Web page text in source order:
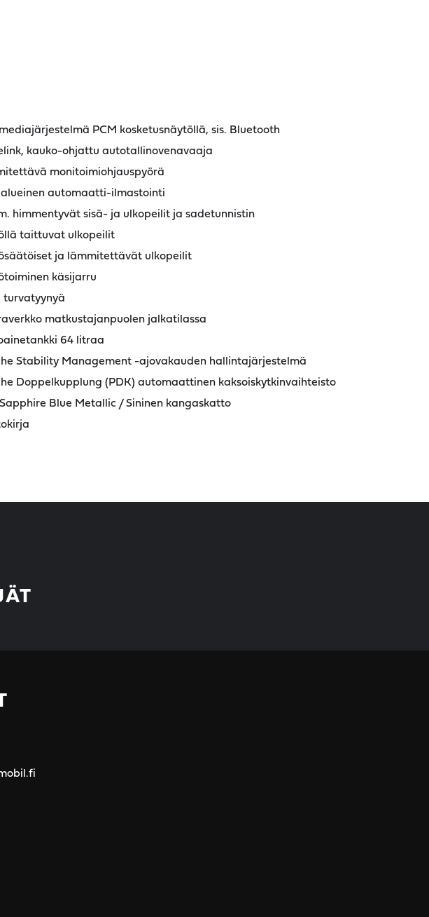
PCM kosketusnäytöllä, sis. Bluetooth
kauko-ohjattu autotallinovenavaaja
monitoimiohjauspyörä
automaatti-ilmastointi
himmentyvät sisä- ja ulkopeilit ja sadetunnistin
taittuvat ulkopeilit
ja lämmitettävät ulkopeilit
käsijarru
turvatyynyä
matkustajanpuolen jalkatilassa
64 litraa
Stability Management -ajovakauden hallintajärjestelmä
Doppelkupplung (PDK) automaattinen kaksoiskytkinvaihteisto
Blue Metallic / Sininen kangaskatto